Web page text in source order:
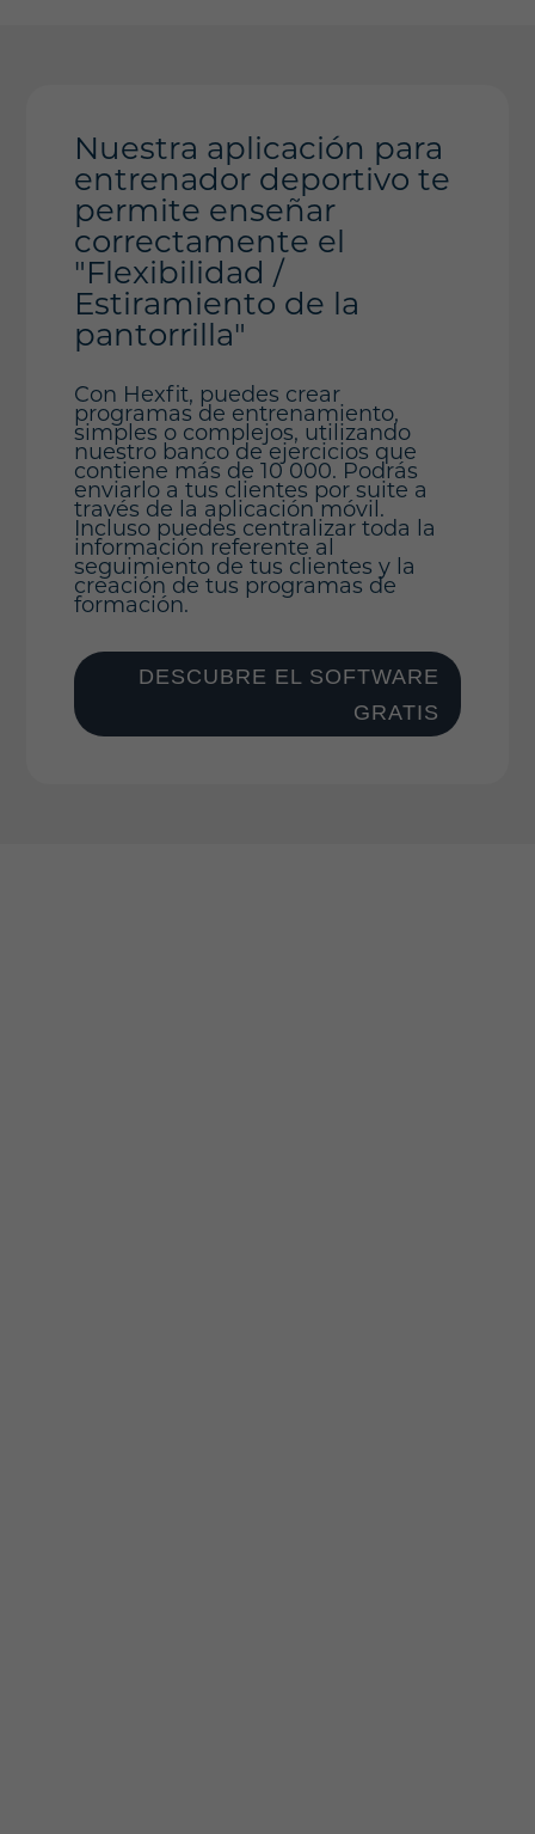
Nuestra aplicación para
entrenador deportivo te
permite enseñar
correctamente el
"Flexibilidad /
Estiramiento de la
pantorrilla"
Con Hexfit, puedes crear
programas de entrenamiento,
simples o complejos, utilizando
nuestro banco de ejercicios que
contiene más de 10 000. Podrás
enviarlo a tus clientes por suite a
través de la aplicación móvil.
Incluso puedes centralizar toda la
información referente al
seguimiento de tus clientes y la
creación de tus programas de
formación.
DESCUBRE EL SOFTWARE
GRATIS